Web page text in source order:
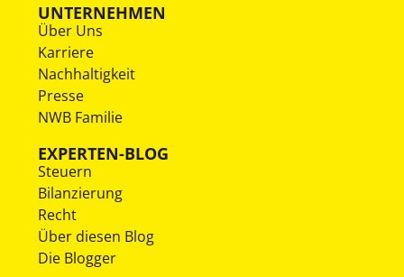
UNTERNEHMEN
Über Uns
Karriere
Nachhaltigkeit
Presse
NWB Familie
EXPERTEN-BLOG
Steuern
Bilanzierung
Recht
Über diesen Blog
Die Blogger